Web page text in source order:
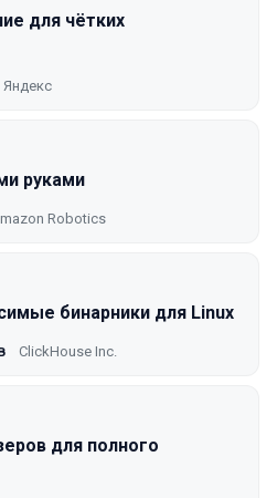
для чётких
Яндекс
руками
Robotics
бинарники для Linux
ClickHouse Inc.
для полного